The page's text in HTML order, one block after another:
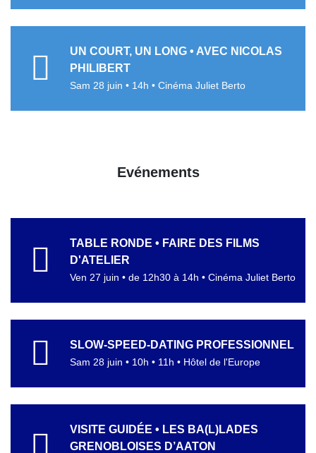
UN COURT, UN LONG • AVEC NICOLAS
PHILIBERT
Sam 28 juin • 14h • Cinéma Juliet Berto
Evénements
TABLE RONDE • FAIRE DES FILMS
D'ATELIER
Ven 27 juin • de 12h30 à 14h • Cinéma Juliet Berto
SLOW-SPEED-DATING PROFESSIONNEL
Sam 28 juin • 10h • 11h • Hôtel de l'Europe
VISITE GUIDÉE • LES BA(L)LADES
GRENOBLOISES D’AATON